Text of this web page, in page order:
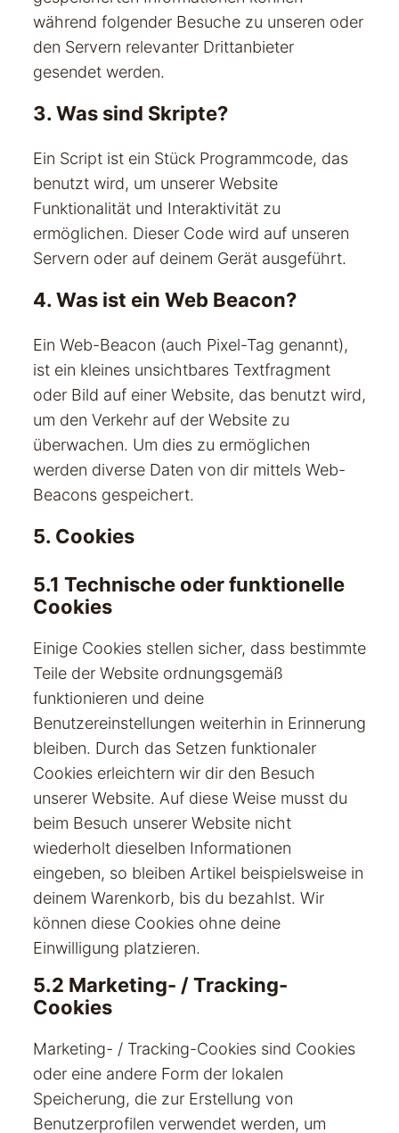
während folgender Besuche zu unseren oder
den Servern relevanter Drittanbieter
gesendet werden.
3. Was sind Skripte?
Ein Script ist ein Stück Programmcode, das
benutzt wird, um unserer Website
Funktionalität und Interaktivität zu
ermöglichen. Dieser Code wird auf unseren
Servern oder auf deinem Gerät ausgeführt.
4. Was ist ein Web Beacon?
Ein Web-Beacon (auch Pixel-Tag genannt),
ist ein kleines unsichtbares Textfragment
oder Bild auf einer Website, das benutzt wird,
um den Verkehr auf der Website zu
überwachen. Um dies zu ermöglichen
werden diverse Daten von dir mittels Web-
Beacons gespeichert.
5. Cookies
5.1 Technische oder funktionelle
Cookies
Einige Cookies stellen sicher, dass bestimmte
Teile der Website ordnungsgemäß
funktionieren und deine
Benutzereinstellungen weiterhin in Erinnerung
bleiben. Durch das Setzen funktionaler
Cookies erleichtern wir dir den Besuch
unserer Website. Auf diese Weise musst du
beim Besuch unserer Website nicht
wiederholt dieselben Informationen
eingeben, so bleiben Artikel beispielsweise in
deinem Warenkorb, bis du bezahlst. Wir
können diese Cookies ohne deine
Einwilligung platzieren.
5.2 Marketing- / Tracking-
Cookies
Marketing- / Tracking-Cookies sind Cookies
oder eine andere Form der lokalen
Speicherung, die zur Erstellung von
Benutzerprofilen verwendet werden, um